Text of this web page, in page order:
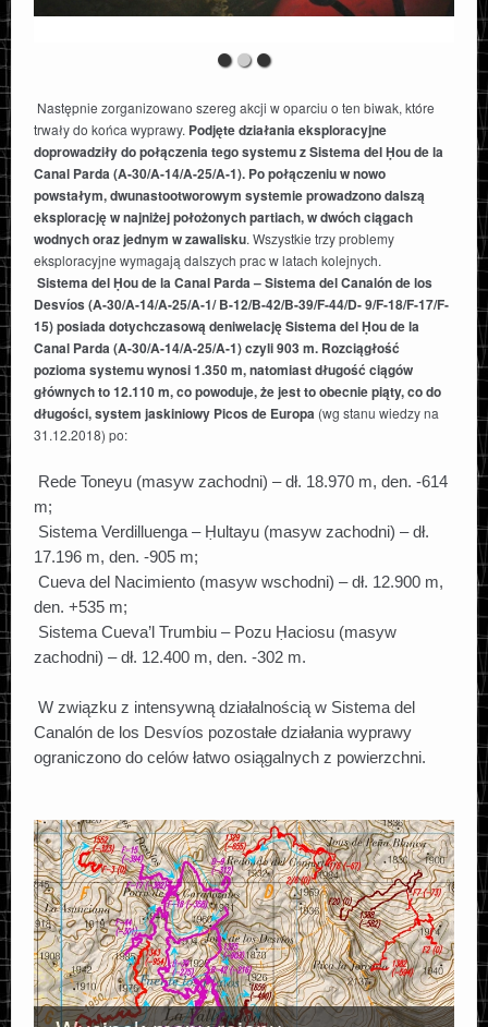
Następnie zorganizowano szereg akcji w oparciu o ten biwak, które
trwały do końca wyprawy. Podjęte działania eksploracyjne
doprowadziły do połączenia tego systemu z Sistema del Ḥou de la
Canal Parda (A-30/A-14/A-25/A-1). Po połączeniu w nowo
powstałym, dwunastootworowym systemie prowadzono dalszą
eksplorację w najniżej położonych partiach, w dwóch ciągach
wodnych oraz jednym w zawalisku. Wszystkie trzy problemy
eksploracyjne wymagają dalszych prac w latach kolejnych.
Sistema del Ḥou de la Canal Parda – Sistema del Canalón de los
Desvíos (A-30/A-14/A-25/A-1/ B-12/B-42/B-39/F-44/D- 9/F-18/F-17/F-
15) posiada dotychczasową deniwelację Sistema del Ḥou de la
Canal Parda (A-30/A-14/A-25/A-1) czyli 903 m. Rozciągłość
pozioma systemu wynosi 1.350 m, natomiast długość ciągów
głównych to 12.110 m, co powoduje, że jest to obecnie piąty, co do
długości, system jaskiniowy Picos de Europa (wg stanu wiedzy na
31.12.2018) po:
Rede Toneyu (masyw zachodni) – dł. 18.970 m, den. -614
m;
Sistema Verdilluenga – Ḥultayu (masyw zachodni) – dł.
17.196 m, den. -905 m;
Cueva del Nacimiento (masyw wschodni) – dł. 12.900 m,
den. +535 m;
Sistema Cueva’l Trumbiu – Pozu Ḥaciosu (masyw
zachodni) – dł. 12.400 m, den. -302 m.
W związku z intensywną działalnością w Sistema del
Canalón de los Desvíos pozostałe działania wyprawy
ograniczono do celów łatwo osiągalnych z powierzchni.